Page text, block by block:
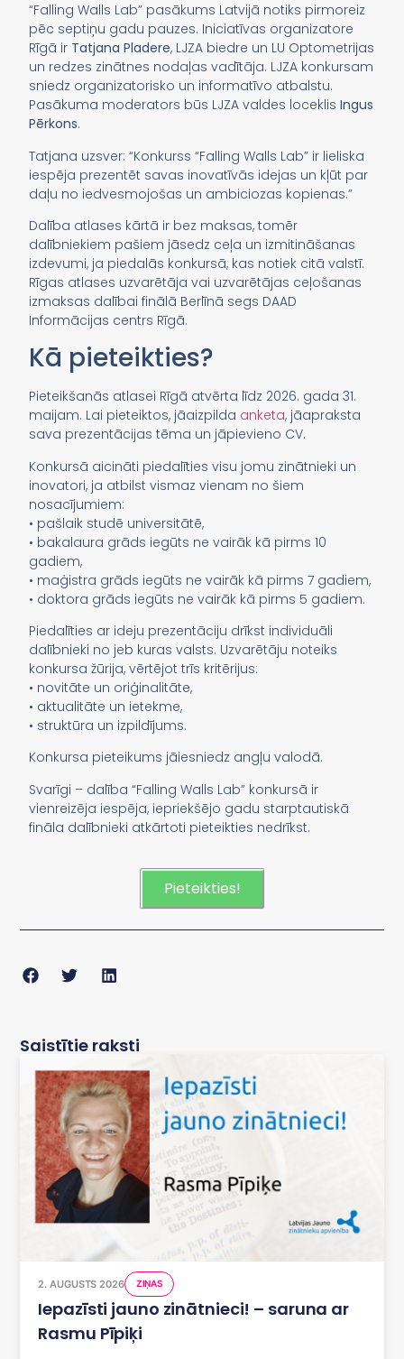
“Falling Walls Lab” pasākums Latvijā notiks pirmoreiz
pēc septiņu gadu pauzes. Iniciatīvas organizatore
Rīgā ir Tatjana Pladere, LJZA biedre un LU Optometrijas
un redzes zinātnes nodaļas vadītāja. LJZA konkursam
sniedz organizatorisko un informatīvo atbalstu.
Pasākuma moderators būs LJZA valdes loceklisIngus
Pērkons.
Tatjana uzsver: “Konkurss “Falling Walls Lab” ir lieliska
iespēja prezentēt savas inovatīvās idejas un kļūt par
daļu no iedvesmojošas un ambiciozas kopienas.”
Dalība atlases kārtā ir bez maksas, tomēr
dalībniekiem pašiem jāsedz ceļa un izmitināšanas
izdevumi, ja piedalās konkursā, kas notiek citā valstī.
Rīgas atlases uzvarētāja vai uzvarētājas ceļošanas
izmaksas dalībai finālā Berlīnā segs DAAD
Informācijas centrs Rīgā.
Kā pieteikties?
Pieteikšanās atlasei Rīgā atvērta līdz 2026. gada 31.
maijam. Lai pieteiktos, jāaizpilda anketa, jāapraksta
sava prezentācijas tēma un jāpievieno CV.
Konkursā aicināti piedalīties visu jomu zinātnieki un
inovatori, ja atbilst vismaz vienam no šiem
nosacījumiem:
• pašlaik studē universitātē,
• bakalaura grāds iegūts ne vairāk kā pirms 10
gadiem,
• maģistra grāds iegūts ne vairāk kā pirms 7 gadiem,
• doktora grāds iegūts ne vairāk kā pirms 5 gadiem.
Piedalīties ar ideju prezentāciju drīkst individuāli
dalībnieki no jeb kuras valsts. Uzvarētāju noteiks
konkursa žūrija, vērtējot trīs kritērijus:
• novitāte un oriģinalitāte,
• aktualitāte un ietekme,
• struktūra un izpildījums.
Konkursa pieteikums jāiesniedz angļu valodā.
Svarīgi – dalība “Falling Walls Lab” konkursā ir
vienreizēja iespēja, iepriekšējo gadu starptautiskā
fināla dalībnieki atkārtoti pieteikties nedrīkst.
Pieteikties!
Saistītie raksti
2. AUGUSTS 2026 ZIŅAS
Iepazīsti jauno zinātnieci! – saruna ar
Rasmu Pīpiķi